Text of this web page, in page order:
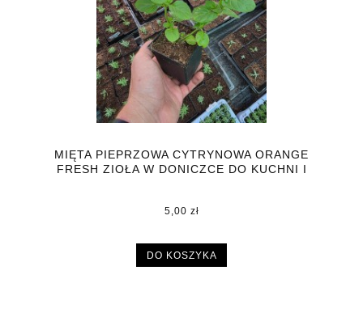
MIĘTA PIEPRZOWA CYTRYNOWA ORANGE
FRESH ZIOŁA W DONICZCE DO KUCHNI I
5,00 zł
DO KOSZYKA